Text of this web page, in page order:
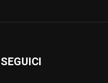
SEGUICI